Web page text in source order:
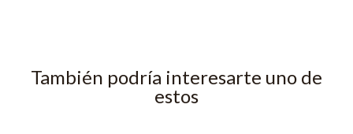
También podría interesarte uno de
estos